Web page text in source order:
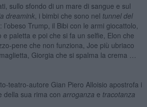
sullo sfondo di un mare di sangue e sul
dreamink, i bimbi che sono nel tunnel del
l’obeso Trump, il Bibi con le armi giocattolo,
e paletta e poi che si fa un selfie, Elon che
pene che non funziona, Joe più ubriaco
Giorgia che si spalma la crema …
teatro-autore Gian Piero Alloisio apostrofa i
della sua rima con arroganza e tracotanza